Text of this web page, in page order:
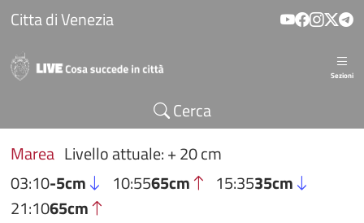
Salta al contenuto principale
Citta di Venezia
Sezioni
Cerca
Marea Livello attuale: + 20 cm
03:10-5cm 10:5565cm 15:3535cm
21:1065cm